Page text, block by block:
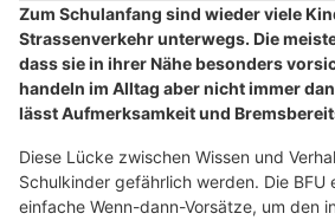
Zum Schulanfang sind wieder viele
Strassenverkehr unterwegs. Die
dass sie in ihrer Nähe besonders
handeln im Alltag aber nicht immer
lässt Aufmerksamkeit und
Diese Lücke zwischen Wissen und
Schulkinder gefährlich werden. Die BFU
einfache Wenn-dann-Vorsätze, um den